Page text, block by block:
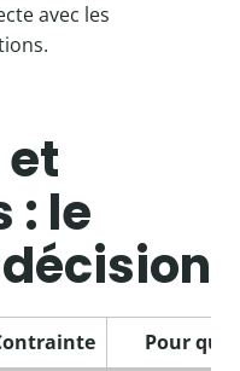
avec les
: le
Pour qui